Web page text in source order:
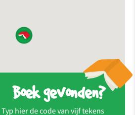
Boek gevonden?
Typ hier de code van vijf tekens